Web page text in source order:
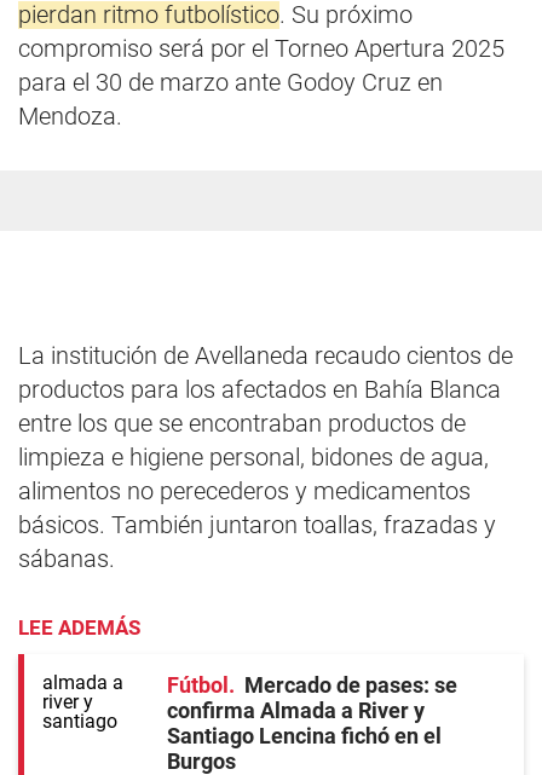
pierdan ritmo futbolístico. Su próximo
compromiso será por el Torneo Apertura 2025
para el 30 de marzo ante Godoy Cruz en
Mendoza.
La institución de Avellaneda recaudo cientos de
productos para los afectados en Bahía Blanca
entre los que se encontraban productos de
limpieza e higiene personal, bidones de agua,
alimentos no perecederos y medicamentos
básicos. También juntaron toallas, frazadas y
sábanas.
LEE ADEMÁS
Fútbol
Mercado de pases: se
confirma Almada a River y
Santiago Lencina fichó en el
Burgos